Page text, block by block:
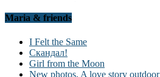
Maria & friends
I Felt the Same
Скандал!
Girl from the Moon
New photos. A love story outdoor